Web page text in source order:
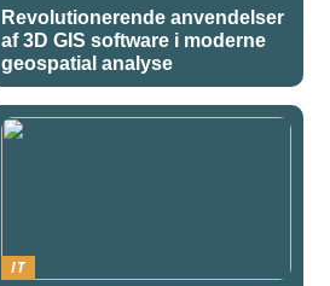
Revolutionerende anvendelser
af 3D GIS software i moderne
geospatial analyse
IT